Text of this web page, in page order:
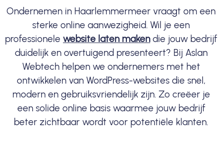
Ondernemen in Haarlemmermeer vraagt om een
sterke online aanwezigheid. Wil je een
professionele website laten makendie jouw bedrijf
duidelijk en overtuigend presenteert? Bij Aslan
Webtech helpen we ondernemers met het
ontwikkelen van WordPress-websites die snel,
modern en gebruiksvriendelijk zijn. Zo creëer je
een solide online basis waarmee jouw bedrijf
beter zichtbaar wordt voor potentiële klanten.